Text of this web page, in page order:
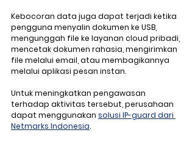
Kebocoran data juga dapat terjadi ketika
pengguna menyalin dokumen ke USB,
mengunggah file ke layanan cloud pribadi,
mencetak dokumen rahasia, mengirimkan
file melalui email, atau membagikannya
melalui aplikasi pesan instan.
Untuk meningkatkan pengawasan
terhadap aktivitas tersebut, perusahaan
dapat menggunakan solusi IP-guard dari
Netmarks Indonesia.